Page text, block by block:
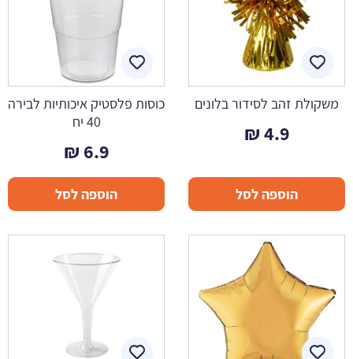
משקולת זהב לסידור בלונים
4.9
₪
הוספה לסל
כוסות פלסטיק איכותיות לבירה
40 יח
6.9
₪
הוספה לסל